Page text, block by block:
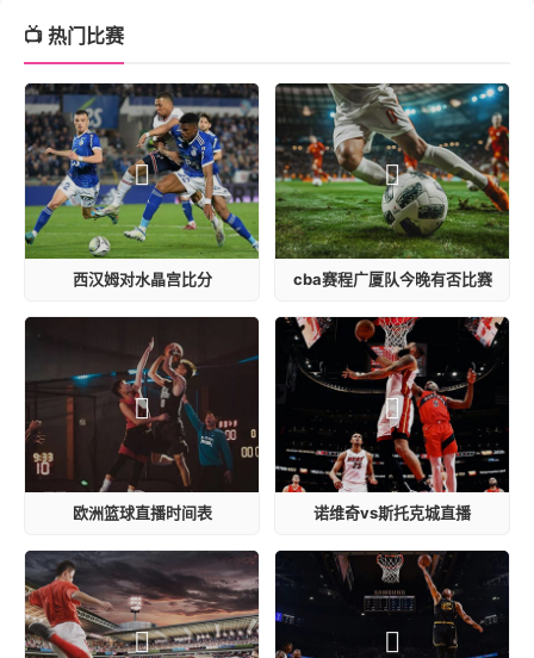
📺 热门比赛
西汉姆对水晶宫比分 cba赛程广厦队今晚有否比赛
欧洲篮球直播时间表 诺维奇vs斯托克城直播